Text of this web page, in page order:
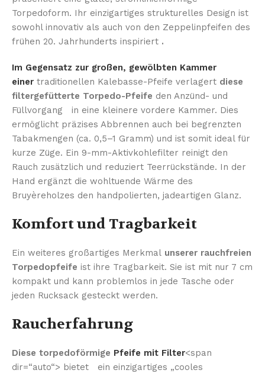
Torpedoform. Ihr einzigartiges strukturelles Design ist
sowohl innovativ als auch von den Zeppelinpfeifen des
frühen 20. Jahrhunderts inspiriert .
Im Gegensatz zur großen, gewölbten Kammer
einer traditionellen Kalebasse-Pfeife verlagert diese
filtergefütterte Torpedo-Pfeife den Anzünd- und
Füllvorgang in eine kleinere vordere Kammer. Dies
ermöglicht präzises Abbrennen auch bei begrenzten
Tabakmengen (ca. 0,5–1 Gramm) und ist somit ideal für
kurze Züge. Ein 9-mm-Aktivkohlefilter reinigt den
Rauch zusätzlich und reduziert Teerrückstände. In der
Hand ergänzt die wohltuende Wärme des
Bruyèreholzes den handpolierten, jadeartigen Glanz.
Komfort und Tragbarkeit
Ein weiteres großartiges Merkmal unserer rauchfreien
Torpedopfeife ist ihre Tragbarkeit. Sie ist mit nur 7 cm
kompakt und kann problemlos in jede Tasche oder
jeden Rucksack gesteckt werden.
Raucherfahrung
Diese torpedoförmige Pfeife mit Filter<span
dir=“auto“> bietet ein einzigartiges „cooles